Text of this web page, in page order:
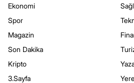
Ekonomi
Spor
Magazin
Son Dakika
Kripto
3.Sayfa